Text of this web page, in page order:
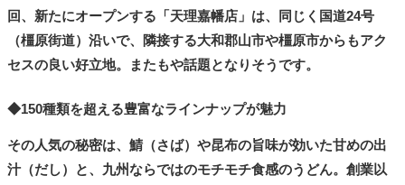
回、新たにオープンする「天理嘉幡店」は、同じく国道24号
（橿原街道）沿いで、隣接する大和郡山市や橿原市からもアク
セスの良い好立地。またもや話題となりそうです。
◆150種類を超える豊富なラインナップが魅力
その人気の秘密は、鯖（さば）や昆布の旨味が効いた甘めの出
汁（だし）と、九州ならではのモチモチ食感のうどん。創業以